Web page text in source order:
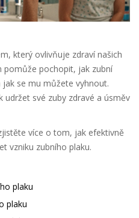
který ovlivňuje zdraví našich
pomůže pochopit, jak zubní
se mu můžete vyhnout.
udržet své zuby zdravé a úsměv
více o tom, jak efektivně
vzniku zubního plaku.
plaku
plaku